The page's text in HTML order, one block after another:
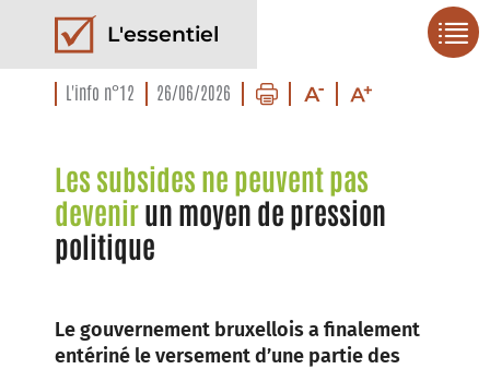
L'essentiel
L'info n°12 26/06/2026
Les subsides ne peuvent pas
devenirun moyen de pression
politique
Le gouvernement bruxellois a finalement
entériné le versement d’une partie des